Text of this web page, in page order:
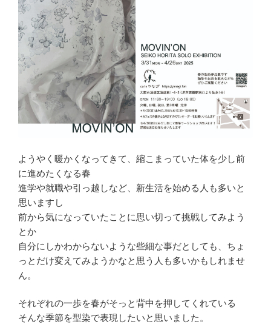
ようやく暖かくなってきて、縮こまっていた体を少し前
に進めたくなる春
進学や就職や引っ越しなど、新生活を始める人も多いと
思いますし
前から気になっていたことに思い切って挑戦してみよう
とか
自分にしかわからないような些細な事だとしても、ちょ
っとだけ変えてみようかなと思う人も多いかもしれませ
ん。
それぞれの一歩を春がそっと背中を押してくれている
そんな季節を型染で表現したいと思いました。